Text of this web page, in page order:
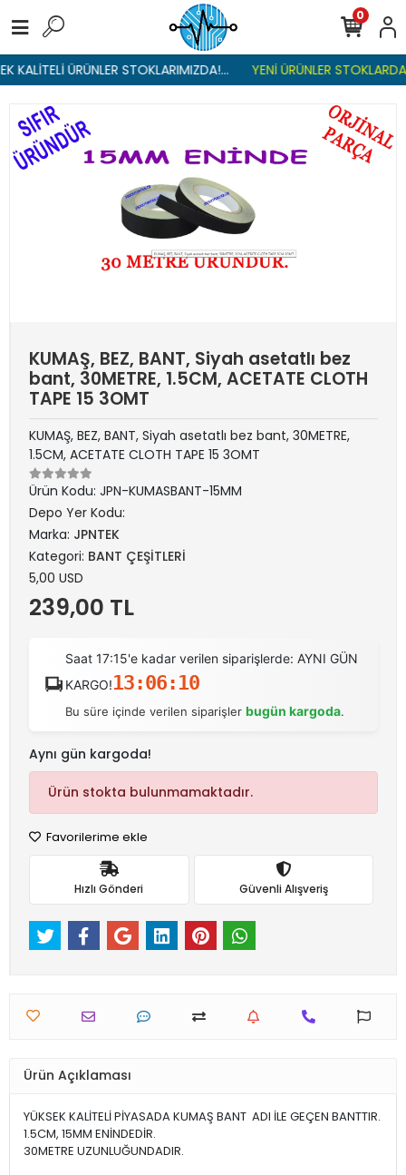
KALİTELİ ÜRÜNLER STOKLARIMIZDA!... YENİ ÜRÜNLER
0
KUMAŞ, BEZ, BANT, Siyah asetatlı bez
bant, 30METRE, 1.5CM, ACETATE CLOTH
TAPE 15 3OMT
KUMAŞ, BEZ, BANT, Siyah asetatlı bez bant, 30METRE,
1.5CM, ACETATE CLOTH TAPE 15 3OMT
Ürün Kodu: JPN-KUMASBANT-15MM
Depo Yer Kodu:
Marka: JPNTEK
Kategori: BANT ÇEŞİTLERİ
5,00 USD
239,00 TL
Saat 17:15'e kadar verilen siparişlerde: AYNI GÜN
KARGO!13:06:10
Bu süre içinde verilen siparişlerbugün kargoda.
Aynı gün kargoda!
Ürün stokta bulunmamaktadır.
Favorilerime ekle
Hızlı Gönderi Güvenli Alışveriş
Ürün Açıklaması
YÜKSEK KALİTELİ PİYASADA KUMAŞ BANT ADI İLE GEÇEN BANTTIR.
1.5CM, 15MM ENİNDEDİR.
30METRE UZUNLUĞUNDADIR.